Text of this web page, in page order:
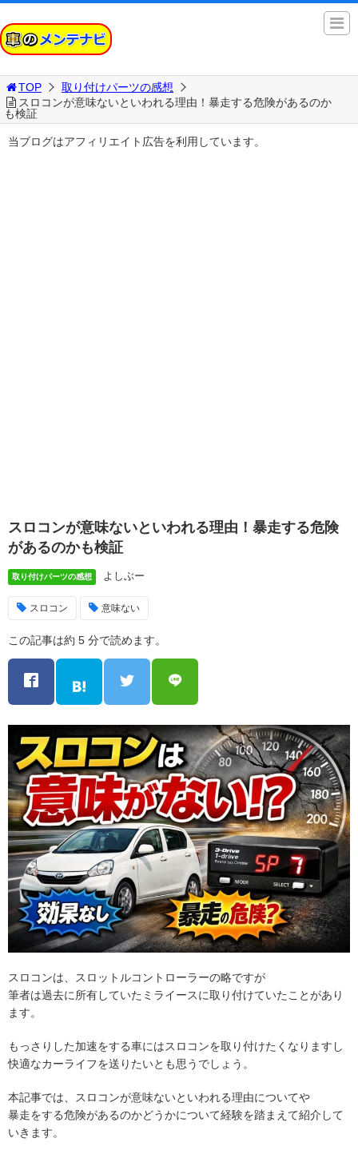
TOP
取り付けパーツの感想
スロコンが意味ないといわれる理由！暴走する危険があるのか
も検証
当ブログはアフィリエイト広告を利用しています。
スロコンが意味ないといわれる理由！暴走する危険
があるのかも検証
取り付けパーツの感想 よしぶー
スロコン 意味ない
この記事は約 5 分で読めます。
スロコンは、スロットルコントローラーの略ですが
筆者は過去に所有していたミライースに取り付けていたことがあり
ます。
もっさりした加速をする車にはスロコンを取り付けたくなりますし
快適なカーライフを送りたいとも思うでしょう。
本記事では、スロコンが意味ないといわれる理由についてや
暴走をする危険があるのかどうかについて経験を踏まえて紹介して
いきます。